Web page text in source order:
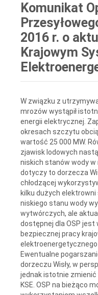
Komunikat
2016 r. o
Krajowym
W związku z
mrozów wystąpił
energii elektrycznej.
okresach szczytu
wartość 25 000 MW.
zjawisk lodowych
niskich stanów wody
dotyczy to dorzecza
chłodzącej
kilku dużych
niskiego stanu wody
wytwórczych, ale
dostępnej dla OSP
bezpiecznej pracy
elektroenergetycznego
Ewentualne
dorzeczu Wisły, w
jednak istotnie zmienić
KSE. OSP na bieżąco